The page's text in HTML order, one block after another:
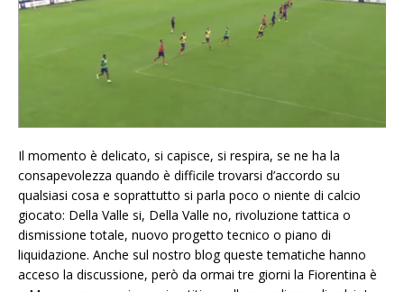
Il momento è delicato, si capisce, si respira, se ne ha la
consapevolezza quando è difficile trovarsi d’accordo su
qualsiasi cosa e soprattutto si parla poco o niente di calcio
giocato: Della Valle si, Della Valle no, rivoluzione tattica o
dismissione totale, nuovo progetto tecnico o piano di
liquidazione. Anche sul nostro blog queste tematiche hanno
acceso la discussione, però da ormai tre giorni la Fiorentina è